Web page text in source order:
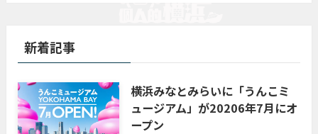
新着記事
横浜みなとみらいに「うんこミ
ュージアム」が20206年7月にオ
ープン